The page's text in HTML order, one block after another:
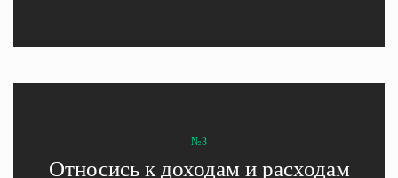
№3
Относись к доходам и расходам